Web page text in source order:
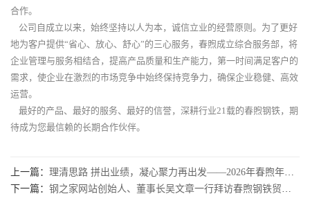
合作。
公司自成立以来，始终坚持以人为本，诚信立业的经营原则。为了更好
地为客户提供“省心、放心、舒心”的三心服务，春煦成立综合服务部，将
企业管理与服务相结合，提高产品质量和生产能力，第一时间满足客户的
需求，使企业在激烈的市场竞争中始终保持竞争力，确保企业稳健、高效
运营。
最好的产品、最好的服务、最好的信誉，深耕行业21载的春煦钢铁，期
待成为您最信赖的长期合作伙伴。
上一篇： 理清思路 拼出业绩，凝心聚力再出发——2026年春煦年中会议暨团建活动圆满落幕
下一篇： 钢之家网站创始人、董事长吴文章一行拜访春煦钢铁贸易（上海）有限公司